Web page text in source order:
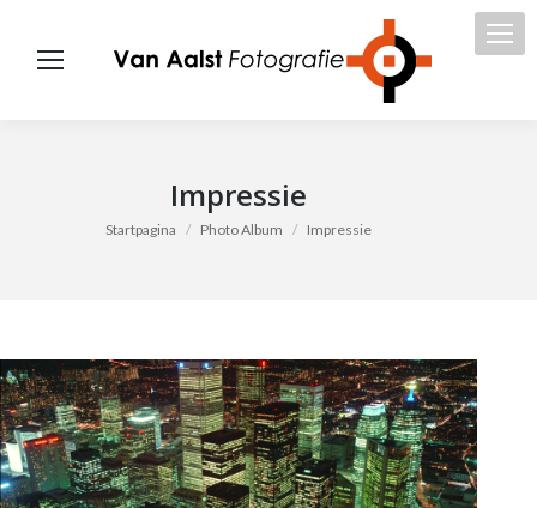
Impressie
Je bent hier:
Startpagina Photo Album Impressie